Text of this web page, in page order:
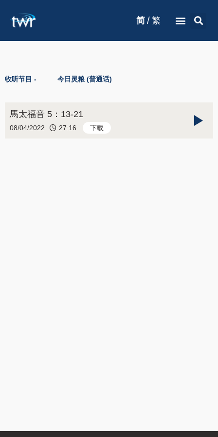
简 / 繁
收听节目 - 今日灵粮 (普通话)
馬太福音 5：13-21
08/04/2022 27:16 下载